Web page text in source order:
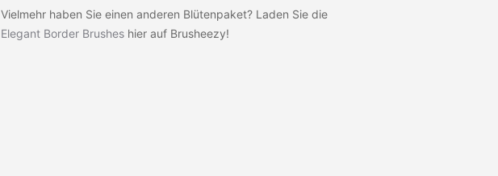
Vielmehr haben Sie einen anderen Blütenpaket? Laden Sie die
Elegant Border Brushes hier auf Brusheezy!